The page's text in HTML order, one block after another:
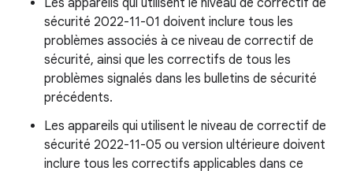
Les appareils qui utilisent le niveau de correctif de
sécurité 2022-11-01 doivent inclure tous les
problèmes associés à ce niveau de correctif de
sécurité, ainsi que les correctifs de tous les
problèmes signalés dans les bulletins de sécurité
précédents.
Les appareils qui utilisent le niveau de correctif de
sécurité 2022-11-05 ou version ultérieure doivent
inclure tous les correctifs applicables dans ce